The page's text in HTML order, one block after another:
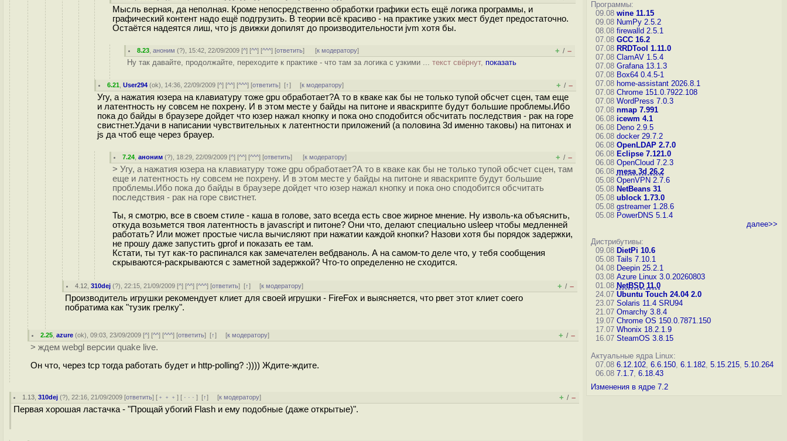
Мысль верная, да неполная. Кроме непосредственно обработки графики есть ещё логика программы, и
графический контент надо ещё подгрузить. В теории всё красиво - на практике узких мест будет предостаточно.
Остаётся надеятся лиш, что js движки допилят до производительности jvm хотя бы.
8.23 ,аноним (?), 15:42, 22/09/2009 [^] [^^] [^^^] [ответить] [к модератору] + / –
Ну так давайте, продолжайте, переходите к практике - что там за логика с узкими ... текст свёрнут, показать
6.21 ,User294 (ok), 14:36, 22/09/2009 [^] [^^] [^^^] [ответить][↑] [к модератору] + / –
Угу, а нажатия юзера на клавиатуру тоже gpu обработает?А то в кваке как бы не только тупой обсчет сцен, там еще
и латентность ну совсем не похрену. И в этом месте у байды на питоне и яваскрипте будут большие проблемы.Ибо
пока до байды в браузере дойдет что юзер нажал кнопку и пока оно сподобится обсчитать последствия - рак на горе
свистнет.Удачи в написании чувствительных к латентности приложений (а половина 3d именно таковы) на питонах и
js да чтоб еще через брауер.
7.24 ,аноним (?), 18:29, 22/09/2009 [^] [^^] [^^^] [ответить] [к модератору] + / –
> Угу, а нажатия юзера на клавиатуру тоже gpu обработает?А то в кваке как бы не только тупой обсчет сцен, там
еще и латентность ну совсем не похрену. И в этом месте у байды на питоне и яваскрипте будут большие
проблемы.Ибо пока до байды в браузере дойдет что юзер нажал кнопку и пока оно сподобится обсчитать
последствия - рак на горе свистнет.
Ты, я смотрю, все в своем стиле - каша в голове, зато всегда есть свое жирное мнение. Ну изволь-ка объяснить,
откуда возьмется твоя латентность в javascript и питоне? Они что, делают специально usleep чтобы медленней
работать? Или может простые числа вычисляют при нажатии каждой кнопки? Назови хотя бы порядок задержки,
не прошу даже запустить gprof и показать ее там.
Кстати, ты тут как-то распинался как замечателен вебдваноль. А на самом-то деле что, у тебя сообщения
скрываются-раскрываются с заметной задержкой? Что-то определенно не сходится.
4.12 ,310dej (?), 22:15, 21/09/2009 [^] [^^] [^^^] [ответить][↑] [к модератору] + / –
Производитель игрушки рекомендует клиет для своей игрушки - FireFox и выясняется, что рвет этот клиет соего
побратима как "тузик грелку".
2.25 ,azure (ok), 09:03, 23/09/2009 [^] [^^] [^^^] [ответить][↑] [к модератору] + / –
> ждем webgl версии quake live.
Он что, через tcp тогда работать будет и http-polling? :)))) Ждите-ждите.
1.13 ,310dej (?), 22:16, 21/09/2009 [ответить] [ ﹢﹢﹢] [ · · ·][↑] [к модератору] + / –
Первая хорошая ластачка - "Прощай убогий Flash и ему подобные (даже открытые)".
Программы:
09.08 wine 11.15
09.08 NumPy 2.5.2
08.08 firewalld 2.5.1
07.08 GCC 16.2
07.08 RRDTool 1.11.0
07.08 ClamAV 1.5.4
07.08 Grafana 13.1.3
07.08 Box64 0.4.5-1
07.08 home-assistant 2026.8.1
07.08 Chrome 151.0.7922.108
07.08 WordPress 7.0.3
07.08 nmap 7.991
06.08 icewm 4.1
06.08 Deno 2.9.5
06.08 docker 29.7.2
06.08 OpenLDAP 2.7.0
06.08 Eclipse 7.121.0
06.08 OpenCloud 7.2.3
06.08 mesa 3d 26.2
05.08 OpenVPN 2.7.6
05.08 NetBeans 31
05.08 ublock 1.73.0
05.08 gstreamer 1.28.6
05.08 PowerDNS 5.1.4
далее>>
Дистрибутивы:
09.08 DietPi 10.6
05.08 Tails 7.10.1
04.08 Deepin 25.2.1
03.08 Azure Linux 3.0.20260803
01.08 NetBSD 11.0
24.07 Ubuntu Touch 24.04 2.0
23.07 Solaris 11.4 SRU94
21.07 Omarchy 3.8.4
19.07 Chrome OS 150.0.7871.150
17.07 Whonix 18.2.1.9
16.07 SteamOS 3.8.15
Актуальные ядра Linux:
07.08 6.12.102, 6.6.150, 6.1.182, 5.15.215, 5.10.264
06.08 7.1.7, 6.18.43
Изменения в ядре 7.2